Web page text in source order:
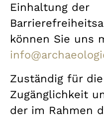
Einhaltung der
können Sie uns
Zuständig für
Zugänglichkeit
der im Rahmen